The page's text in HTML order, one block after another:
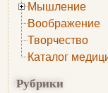
Мышление
Воображение
Творчество
Каталог
Рубрики